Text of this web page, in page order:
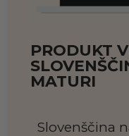
PRODUKT
MATURI
Slovenščina